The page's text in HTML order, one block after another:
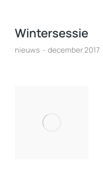
Wintersessie
nieuws december 2017